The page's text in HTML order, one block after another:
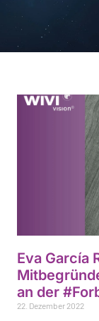
Eva García
an der
22. Dezember 2022